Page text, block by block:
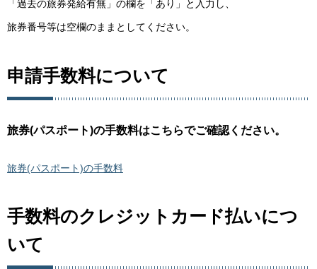
「過去の旅券発給有無」の欄を「あり」と入力し、
旅券番号等は空欄のままとしてください。
申請手数料について
旅券(パスポート)の手数料はこちらでご確認ください。
旅券(パスポート)の手数料
手数料のクレジットカード払いにつ
いて